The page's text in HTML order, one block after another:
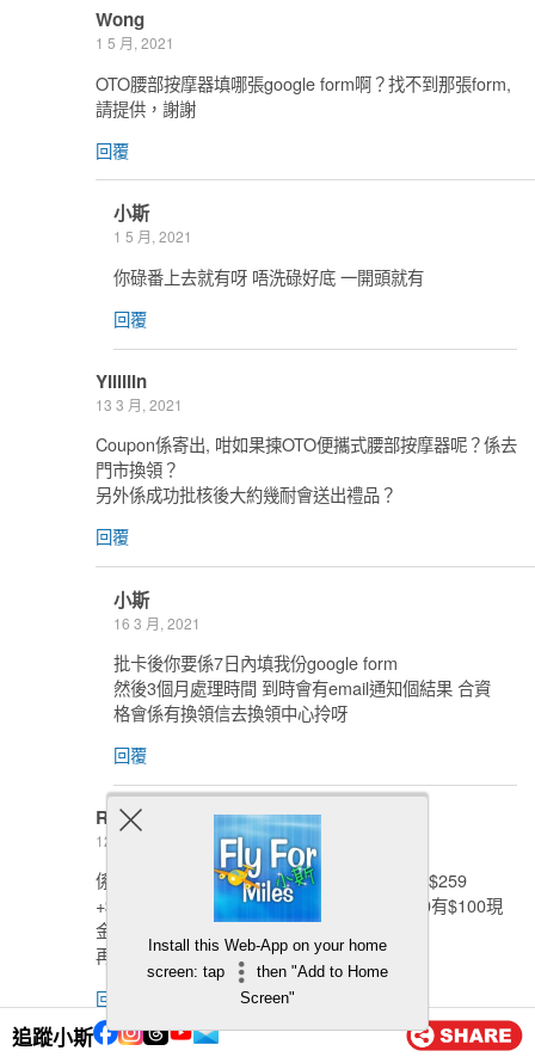
追蹤小斯
Wong
1 5 月, 2021
OTO腰部按摩器填哪張google form啊？找不到那張form,
請提供，謝謝
回覆
小斯
1 5 月, 2021
你碌番上去就有呀 唔洗碌好底 一開頭就有
回覆
Yiiiiiin
13 3 月, 2021
Coupon係寄出, 咁如果揀OTO便攜式腰部按摩器呢？係去
門市換領？
另外係成功批核後大約幾耐會送出禮品？
回覆
小斯
16 3 月, 2021
批卡後你要係7日內填我份google form
然後3個月處理時間 到時會有email通知個結果 合資
格會係有換領信去換領中心拎呀
回覆
Rainbow
12 3 月, 2021
係咪先申請大新One+，再申請大新ANA 就有$259
+$500 =$750超市禮券 ，以大新One+簽$500有$100現
金回贈
再申請大新BA也不會再有迎新?
回覆
Install this Web-App on your home
screen: tap
then "Add to Home
Screen"